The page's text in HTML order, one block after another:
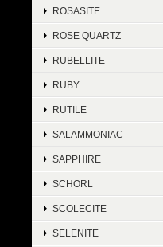
ROSASITE
ROSE QUARTZ
RUBELLITE
RUBY
RUTILE
SALAMMONIAC
SAPPHIRE
SCHORL
SCOLECITE
SELENITE